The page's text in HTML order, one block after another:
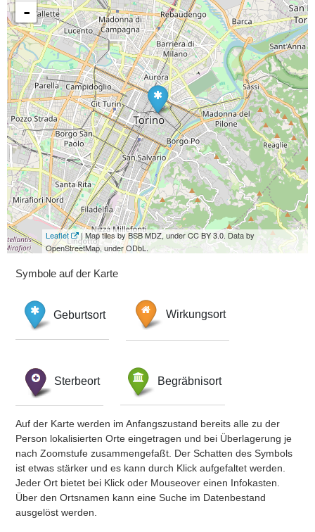
-
Leaflet
| Map tiles by BSB MDZ, under CC BY 3.0. Data by
OpenStreetMap, under ODbL.
Symbole auf der Karte
Geburtsort Wirkungsort
Sterbeort Begräbnisort
Auf der Karte werden im Anfangszustand bereits alle zu der
Person lokalisierten Orte eingetragen und bei Überlagerung je
nach Zoomstufe zusammengefaßt. Der Schatten des Symbols
ist etwas stärker und es kann durch Klick aufgefaltet werden.
Jeder Ort bietet bei Klick oder Mouseover einen Infokasten.
Über den Ortsnamen kann eine Suche im Datenbestand
ausgelöst werden.